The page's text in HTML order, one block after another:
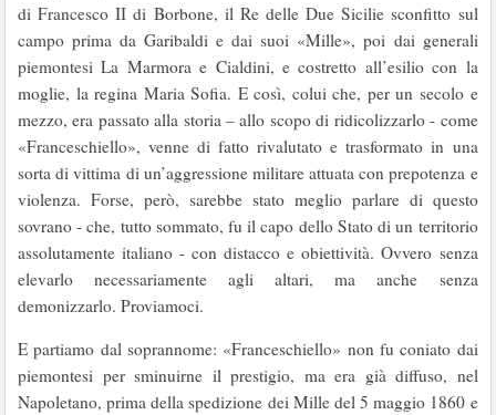
di Francesco II di Borbone, il Re delle Due Sicilie sconfitto sul
campo prima da Garibaldi e dai suoi «Mille», poi dai generali
piemontesi La Marmora e Cialdini, e costretto all’esilio con la
moglie, la regina Maria Sofia. E così, colui che, per un secolo e
mezzo, era passato alla storia – allo scopo di ridicolizzarlo - come
«Franceschiello», venne di fatto rivalutato e trasformato in una
sorta di vittima di un’aggressione militare attuata con prepotenza e
violenza. Forse, però, sarebbe stato meglio parlare di questo
sovrano - che, tutto sommato, fu il capo dello Stato di un territorio
assolutamente italiano - con distacco e obiettività. Ovvero senza
elevarlo necessariamente agli altari, ma anche senza
demonizzarlo. Proviamoci.
E partiamo dal soprannome: «Franceschiello» non fu coniato dai
piemontesi per sminuirne il prestigio, ma era già diffuso, nel
Napoletano, prima della spedizione dei Mille del 5 maggio 1860 e